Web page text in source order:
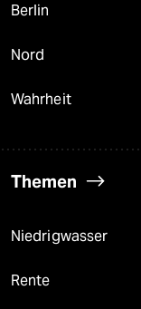
Berlin
Nord
Wahrheit
Themen
Niedrigwasser
Rente